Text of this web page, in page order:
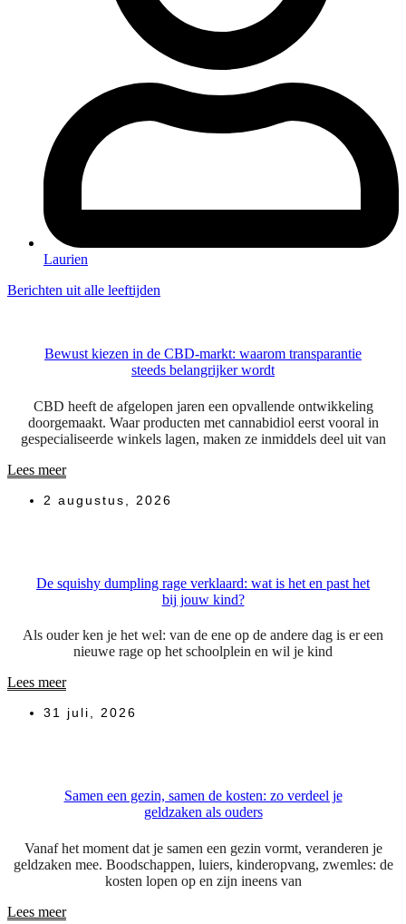
Laurien
Berichten uit alle leeftijden
Bewust kiezen in de CBD-markt: waarom transparantie
steeds belangrijker wordt
CBD heeft de afgelopen jaren een opvallende ontwikkeling
doorgemaakt. Waar producten met cannabidiol eerst vooral in
gespecialiseerde winkels lagen, maken ze inmiddels deel uit van
Lees meer
2 augustus, 2026
De squishy dumpling rage verklaard: wat is het en past het
bij jouw kind?
Als ouder ken je het wel: van de ene op de andere dag is er een
nieuwe rage op het schoolplein en wil je kind
Lees meer
31 juli, 2026
Samen een gezin, samen de kosten: zo verdeel je
geldzaken als ouders
Vanaf het moment dat je samen een gezin vormt, veranderen je
geldzaken mee. Boodschappen, luiers, kinderopvang, zwemles: de
kosten lopen op en zijn ineens van
Lees meer